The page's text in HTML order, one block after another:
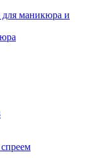
для маникюра и